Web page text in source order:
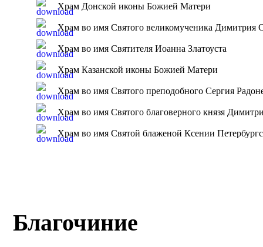
Храм Донской иконы Божией Матери
Храм во имя Святого великомученика Димитрия
Храм во имя Святителя Иоанна Златоуста
Храм Казанской иконы Божией Матери
Храм во имя Святого преподобного Сергия
Храм во имя Святого благоверного князя
Храм во имя Святой блаженой Ксении
Благочиние